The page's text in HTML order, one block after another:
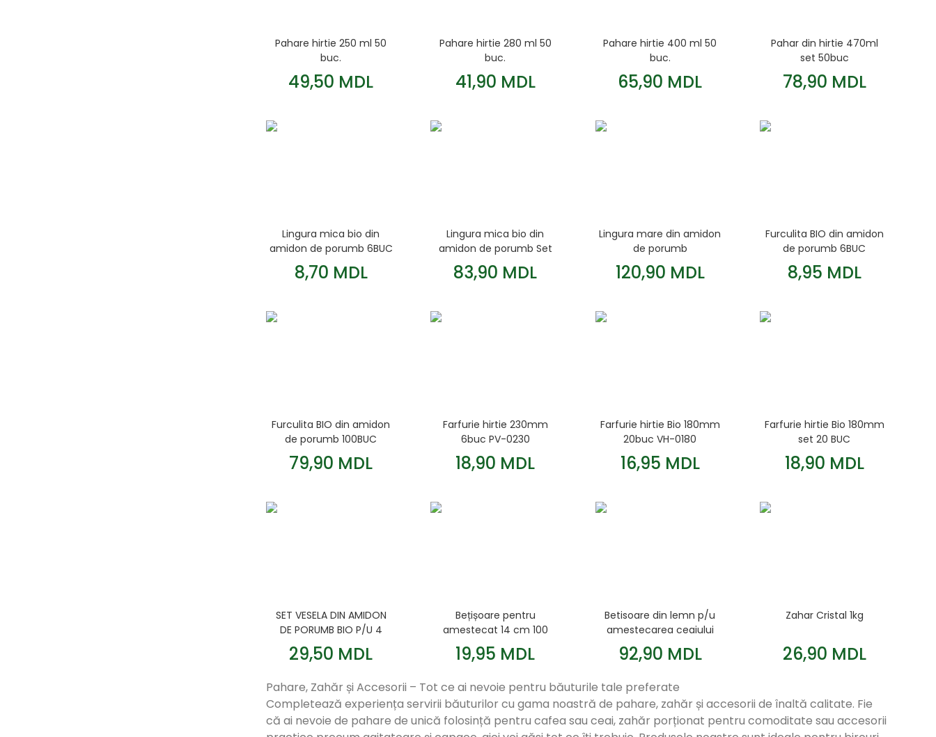
Pahare hirtie 250 ml 50
buc.
49,50 MDL
Pahare hirtie 280 ml 50
buc.
41,90 MDL
Pahare hirtie 400 ml 50
buc.
65,90 MDL
Pahar din hirtie 470ml
set 50buc
78,90 MDL
Lingura mica bio din
amidon de porumb 6BUC
8,70 MDL
Lingura mica bio din
amidon de porumb Set
100 BUC
83,90 MDL
Lingura mare din amidon
de porumb
biodegradabila set
100buc
120,90 MDL
Furculita BIO din amidon
de porumb 6BUC
8,95 MDL
Furculita BIO din amidon
de porumb 100BUC
79,90 MDL
Farfurie hirtie 230mm
6buc PV-0230
18,90 MDL
Farfurie hirtie Bio 180mm
20buc VH-0180
16,95 MDL
Farfurie hirtie Bio 180mm
set 20 BUC
18,90 MDL
SET VESELA DIN AMIDON
DE PORUMB BIO P/U 4
PERSOANE
29,50 MDL
Bețișoare pentru
amestecat 14 cm 100
buc./set blister
BUROCLEAN
19,95 MDL
Betisoare din lemn p/u
amestecarea ceaiului
1000 buc.140mm
92,90 MDL
Zahar Cristal 1kg
26,90 MDL
Pahare, Zahăr și Accesorii – Tot ce ai nevoie pentru băuturile tale preferate
Completează experiența servirii băuturilor cu gama noastră de pahare, zahăr și accesorii de înaltă calitate. Fie
că ai nevoie de pahare de unică folosință pentru cafea sau ceai, zahăr porționat pentru comoditate sau accesorii